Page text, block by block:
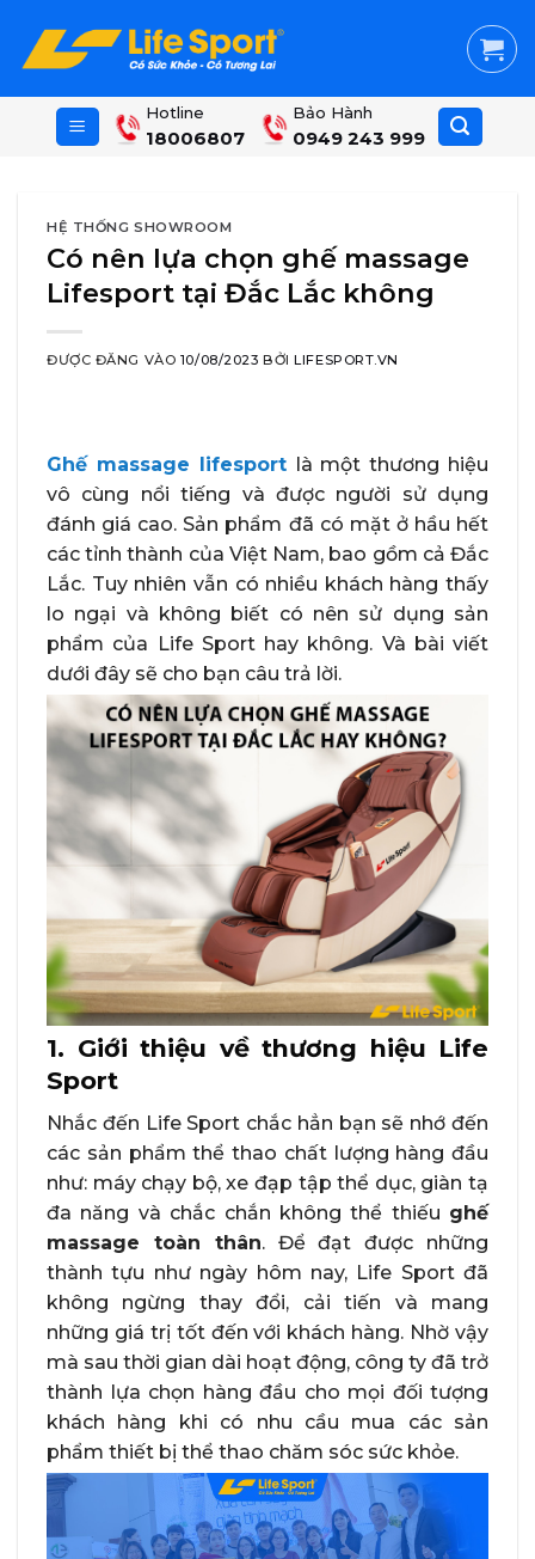
content
Hotline
18006807
Bảo Hành
0949 243 999
HỆ THỐNG SHOWROOM
Có nên lựa chọn ghế massage
Lifesport tại Đắc Lắc không
ĐƯỢC ĐĂNG VÀO 10/08/2023 BỞILIFESPORT.VN
Ghế massage lifesport là một thương hiệu
vô cùng nổi tiếng và được người sử dụng
đánh giá cao. Sản phẩm đã có mặt ở hầu hết
các tỉnh thành của Việt Nam, bao gồm cả Đắc
Lắc. Tuy nhiên vẫn có nhiều khách hàng thấy
lo ngại và không biết có nên sử dụng sản
phẩm của Life Sport hay không. Và bài viết
dưới đây sẽ cho bạn câu trả lời.
1. Giới thiệu về thương hiệu Life
Sport
Nhắc đến Life Sport chắc hẳn bạn sẽ nhớ đến
các sản phẩm thể thao chất lượng hàng đầu
như: máy chạy bộ, xe đạp tập thể dục, giàn tạ
đa năng và chắc chắn không thể thiếu ghế
massage toàn thân. Để đạt được những
thành tựu như ngày hôm nay, Life Sport đã
không ngừng thay đổi, cải tiến và mang
những giá trị tốt đến với khách hàng. Nhờ vậy
mà sau thời gian dài hoạt động, công ty đã trở
thành lựa chọn hàng đầu cho mọi đối tượng
khách hàng khi có nhu cầu mua các sản
phẩm thiết bị thể thao chăm sóc sức khỏe.